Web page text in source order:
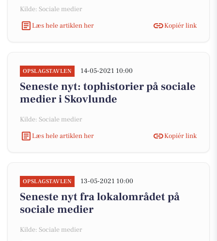
Kilde: Sociale medier
Læs hele artiklen her
Kopiér link
OPSLAGSTAVLEN 14-05-2021 10:00
Seneste nyt: tophistorier på sociale
medier i Skovlunde
Kilde: Sociale medier
Læs hele artiklen her
Kopiér link
OPSLAGSTAVLEN 13-05-2021 10:00
Seneste nyt fra lokalområdet på
sociale medier
Kilde: Sociale medier